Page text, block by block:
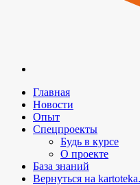
Главная
Новости
Опыт
Спецпроекты
Будь в курсе
О проекте
База знаний
Вернуться на